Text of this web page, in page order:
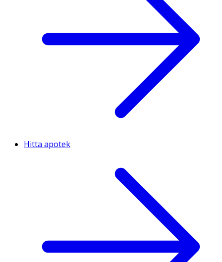
Hitta apotek